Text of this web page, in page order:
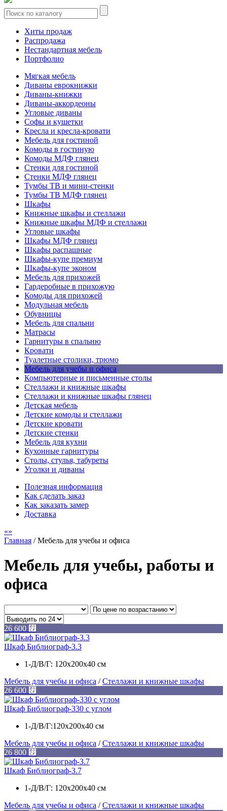
Хиты продаж
Распродажа
Нестандартная мебель
Портфолио
Мягкая мебель
Диваны еврокнижки
Диваны-книжки
Диваны-аккордеоны
Угловые диваны
Софы и кушетки
Кресла и кресла-кровати
Мебель для гостиной
Комоды в гостиную
Комоды МДФ глянец
Стенки для гостиной
Стенки МДФ глянец
Тумбы ТВ и мини-стенки
Тумбы ТВ МДФ глянец
Шкафы
Книжные шкафы и стеллажи
Книжные шкафы МДФ и стеллажи
Угловые шкафы
Шкафы МДФ глянец
Шкафы распашные
Шкафы-купе премиум
Шкафы-купе эконом
Мебель для прихожей
Гардеробные в прихожую
Комоды для прихожей
Модульная мебель
Обувницы
Мебель для спальни
Матрасы
Гарнитуры в спальню
Кровати
Туалетные столики, трюмо
Мебель для учебы и офиса
Компьютерные и письменные столы
Стеллажи и книжные шкафы
Стеллажи и книжные шкафы глянец
Детская мебель
Детские комоды и стеллажи
Детские кровати
Детские стенки
Мебель для кухни
Кухонные гарнитуры
Столы, стулья, табуреты
Уголки и диваны
Полезная информация
Как сделать заказ
Как заказать замер
Доставка
Главная /Мебель для учебы и офиса
Мебель для учебы, работы и
офиса
26 600 ⃏
Шкаф Библиограф-3.3
1-Д/В/Г: 120х200х40 см
Мебель для учебы и офиса /Стеллажи и книжные шкафы
26 600 ⃏
Шкаф Библиограф-330 с углом
1-Д/В/Г:120х200х40 см
Мебель для учебы и офиса /Стеллажи и книжные шкафы
26 800 ⃏
Шкаф Библиограф-3.7
1-Д/В/Г: 120х200х40 см
Мебель для учебы и офиса /Стеллажи и книжные шкафы